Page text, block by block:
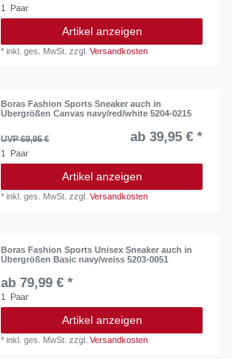
1 Paar
Artikel anzeigen
*inkl. ges. MwSt. zzgl.Versandkosten
Boras Fashion Sports Sneaker auch in
Übergrößen Canvas navy/red/white 5204-0215
UVP 69,95 € ab 39,95 € *
1 Paar
Artikel anzeigen
*inkl. ges. MwSt. zzgl.Versandkosten
Boras Fashion Sports Unisex Sneaker auch in
Übergrößen Basic navy/weiss 5203-0051
ab 79,99 € *
1 Paar
Artikel anzeigen
*inkl. ges. MwSt. zzgl.Versandkosten